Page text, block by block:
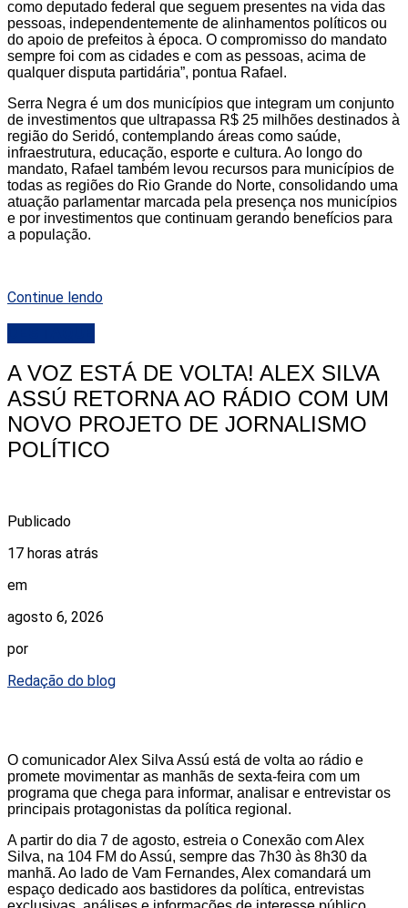
como deputado federal que seguem presentes na vida das
pessoas, independentemente de alinhamentos políticos ou
do apoio de prefeitos à época. O compromisso do mandato
sempre foi com as cidades e com as pessoas, acima de
qualquer disputa partidária”, pontua Rafael.
Serra Negra é um dos municípios que integram um conjunto
de investimentos que ultrapassa R$ 25 milhões destinados à
região do Seridó, contemplando áreas como saúde,
infraestrutura, educação, esporte e cultura. Ao longo do
mandato, Rafael também levou recursos para municípios de
todas as regiões do Rio Grande do Norte, consolidando uma
atuação parlamentar marcada pela presença nos municípios
e por investimentos que continuam gerando benefícios para
a população.
Continue lendo
A VOZ ESTÁ DE VOLTA! ALEX SILVA
ASSÚ RETORNA AO RÁDIO COM UM
NOVO PROJETO DE JORNALISMO
POLÍTICO
Publicado
17 horas atrás
em
agosto 6, 2026
por
Redação do blog
O comunicador Alex Silva Assú está de volta ao rádio e
promete movimentar as manhãs de sexta-feira com um
programa que chega para informar, analisar e entrevistar os
principais protagonistas da política regional.
A partir do dia 7 de agosto, estreia o Conexão com Alex
Silva, na 104 FM do Assú, sempre das 7h30 às 8h30 da
manhã. Ao lado de Vam Fernandes, Alex comandará um
espaço dedicado aos bastidores da política, entrevistas